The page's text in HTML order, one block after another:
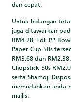
dan cepat.
Untuk hidangan
juga ditawarkan
RM4.28, Toli PP
Paper Cup 50s
RM3.68 dan
Chopstick 50s
serta Shamoji
memudahkan anda
majlis.